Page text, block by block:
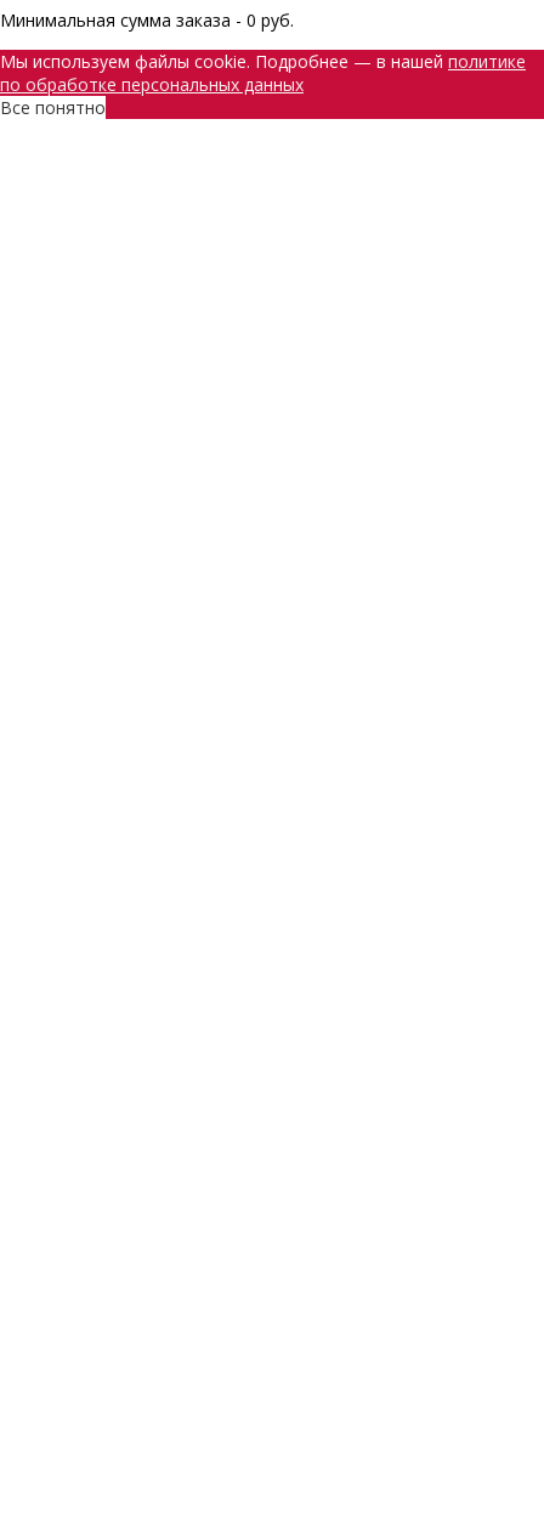
Минимальная сумма заказа - 0 руб.
Мы используем файлы cookie. Подробнее — в нашей политике
по обработке персональных данных
Все понятно